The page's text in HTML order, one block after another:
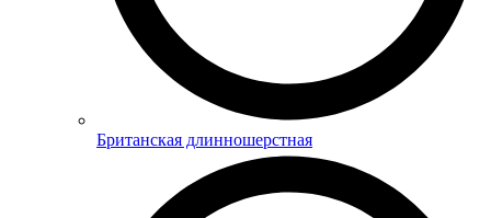
Британская длинношерстная